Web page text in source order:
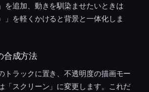
を追加、動きを馴染ませたいときは
」を軽くかけると背景と一体化しま
合成方法
トラックに置き、不透明度の描画モー
「スクリーン」に変更します。これだ